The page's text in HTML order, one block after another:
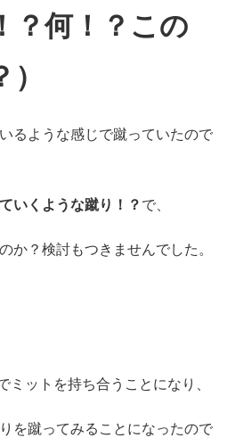
？何！？ この
るような感じで蹴っていたので
いくような蹴り！？ で、
か？検討もつきませんでした。
ミットを持ち合うことになり、
を蹴ってみることになったので